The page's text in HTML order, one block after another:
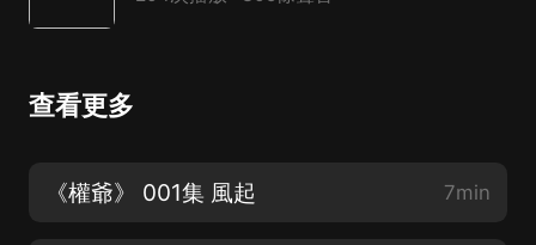
查看更多
《權爺》 001集 風起 7min